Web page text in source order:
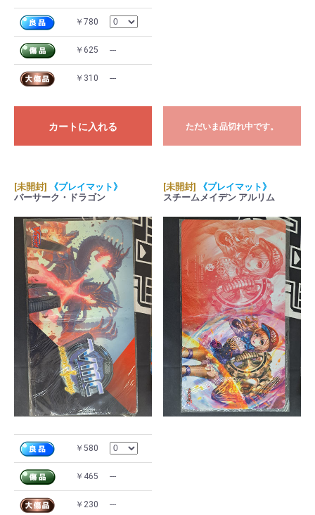
￥780
￥625 ---
￥310 ---
カートに入れる ただいま品切れ中です。
[未開封]
《プレイマット》
バーサーク・ドラゴン
￥580
￥465 ---
￥230 ---
[未開封]
《プレイマット》
スチームメイデン アルリム